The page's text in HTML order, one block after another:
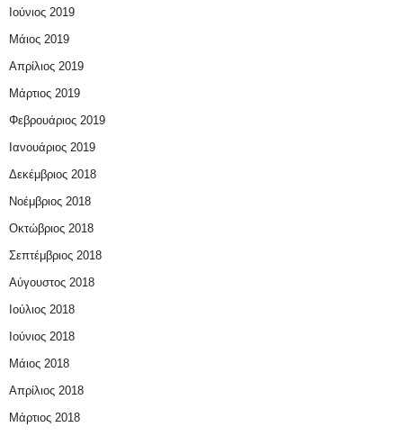
Ιούνιος 2019
Μάιος 2019
Απρίλιος 2019
Μάρτιος 2019
Φεβρουάριος 2019
Ιανουάριος 2019
Δεκέμβριος 2018
Νοέμβριος 2018
Οκτώβριος 2018
Σεπτέμβριος 2018
Αύγουστος 2018
Ιούλιος 2018
Ιούνιος 2018
Μάιος 2018
Απρίλιος 2018
Μάρτιος 2018